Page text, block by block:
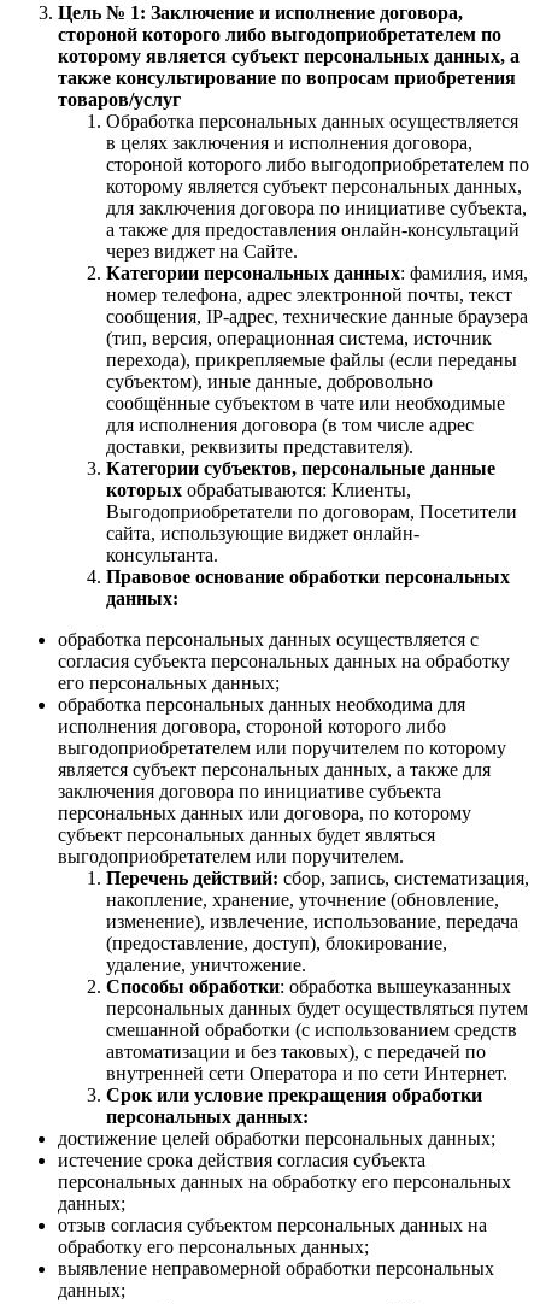
Цель № 1: Заключение и исполнение договора,
стороной которого либо выгодоприобретателем по
которому является субъект персональных данных, а
также консультирование по вопросам приобретения
товаров/услуг
Обработка персональных данных осуществляется
в целях заключения и исполнения договора,
стороной которого либо выгодоприобретателем по
которому является субъект персональных данных,
для заключения договора по инициативе субъекта,
а также для предоставления онлайн-консультаций
через виджет на Сайте.
Категории персональных данных: фамилия, имя,
номер телефона, адрес электронной почты, текст
сообщения, IP-адрес, технические данные браузера
(тип, версия, операционная система, источник
перехода), прикрепляемые файлы (если переданы
субъектом), иные данные, добровольно
сообщённые субъектом в чате или необходимые
для исполнения договора (в том числе адрес
доставки, реквизиты представителя).
Категории субъектов, персональные данные
которых обрабатываются: Клиенты,
Выгодоприобретатели по договорам, Посетители
сайта, использующие виджет онлайн-
консультанта.
Правовое основание обработки персональных
данных:
обработка персональных данных осуществляется с
согласия субъекта персональных данных на обработку
его персональных данных;
обработка персональных данных необходима для
исполнения договора, стороной которого либо
выгодоприобретателем или поручителем по которому
является субъект персональных данных, а также для
заключения договора по инициативе субъекта
персональных данных или договора, по которому
субъект персональных данных будет являться
выгодоприобретателем или поручителем.
Перечень действий: сбор, запись, систематизация,
накопление, хранение, уточнение (обновление,
изменение), извлечение, использование, передача
(предоставление, доступ), блокирование,
удаление, уничтожение.
Способы обработки: обработка вышеуказанных
персональных данных будет осуществляться путем
смешанной обработки (с использованием средств
автоматизации и без таковых), с передачей по
внутренней сети Оператора и по сети Интернет.
Срок или условие прекращения обработки
персональных данных:
достижение целей обработки персональных данных;
истечение срока действия согласия субъекта
персональных данных на обработку его персональных
данных;
отзыв согласия субъектом персональных данных на
обработку его персональных данных;
выявление неправомерной обработки персональных
данных;